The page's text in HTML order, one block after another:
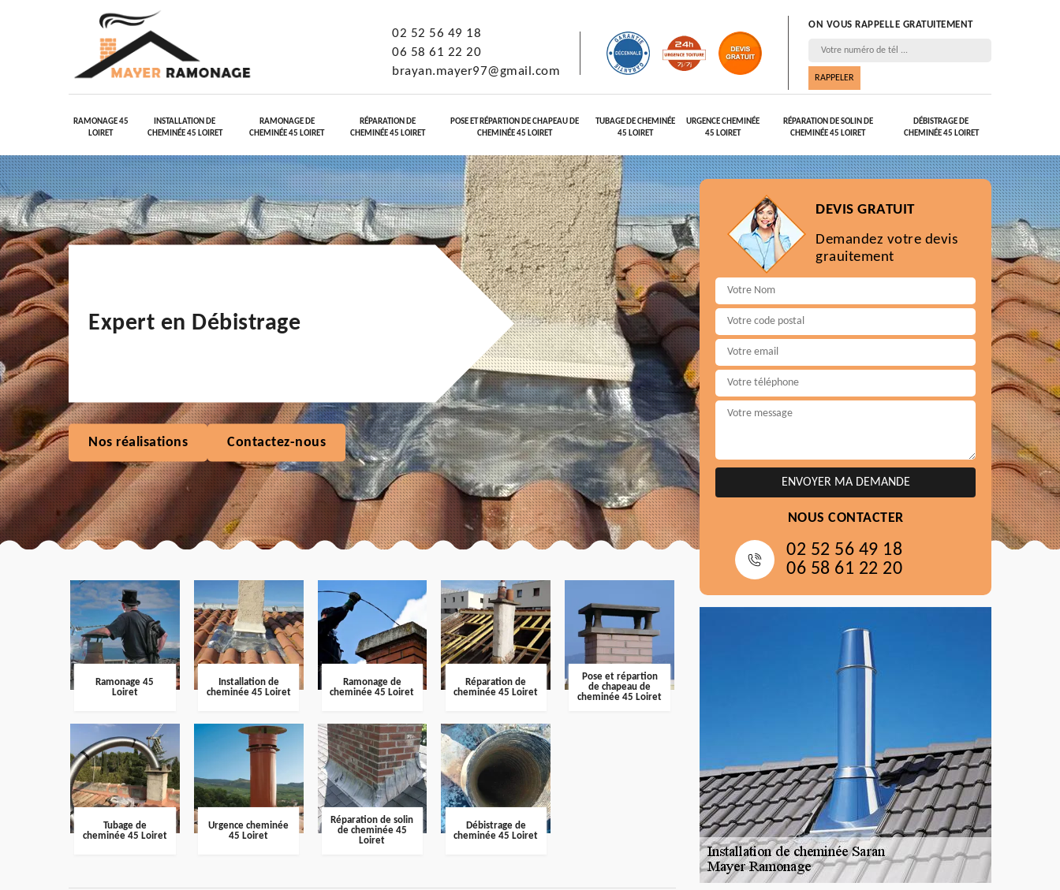
02 52 56 49 18
06 58 61 22 20
brayan.mayer97@gmail.com
ON VOUS RAPPELLE GRATUITEMENT
RAMONAGE 45
LOIRET
INSTALLATION DE
CHEMINÉE 45 LOIRET
RAMONAGE DE
CHEMINÉE 45 LOIRET
RÉPARATION DE
CHEMINÉE 45 LOIRET
POSE ET RÉPARTION DE CHAPEAU DE
CHEMINÉE 45 LOIRET
TUBAGE DE CHEMINÉE
45 LOIRET
URGENCE CHEMINÉE
45 LOIRET
RÉPARATION DE SOLIN DE
CHEMINÉE 45 LOIRET
DÉBISTRAGE DE
CHEMINÉE 45 LOIRET
Expert en Débistrage
Nos réalisations Contactez-nous
Ramonage 45
Loiret
Installation de
cheminée 45 Loiret
Ramonage de
cheminée 45 Loiret
Réparation de
cheminée 45 Loiret
Pose et répartion
de chapeau de
cheminée 45 Loiret
Tubage de
cheminée 45 Loiret
Urgence cheminée
45 Loiret
Réparation de solin
de cheminée 45
Loiret
Débistrage de
cheminée 45 Loiret
DEVIS GRATUIT
Demandez votre devis
grauitement
NOUS CONTACTER
02 52 56 49 18
06 58 61 22 20